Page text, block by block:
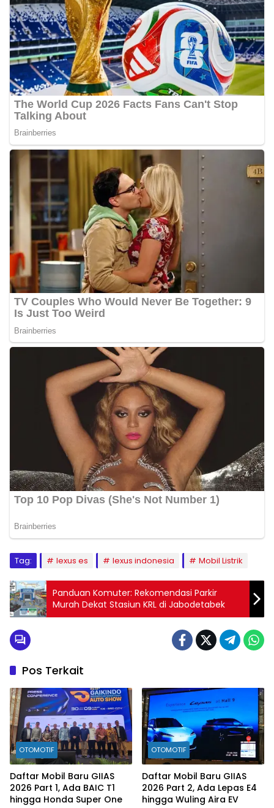
Tag: lexus es lexus indonesia Mobil Listrik
Panduan Komuter: Rekomendasi Parkir
Murah Dekat Stasiun KRL di Jabodetabek
Pos Terkait
OTOMOTIF
Daftar Mobil Baru GIIAS
2026 Part 1, Ada BAIC T1
hingga Honda Super One
OTOMOTIF
Daftar Mobil Baru GIIAS
2026 Part 2, Ada Lepas E4
hingga Wuling Aira EV